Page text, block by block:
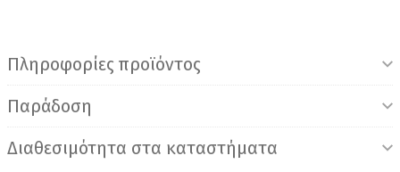
Πληροφορίες προϊόντος
Παράδοση
Διαθεσιμότητα στα καταστήματα